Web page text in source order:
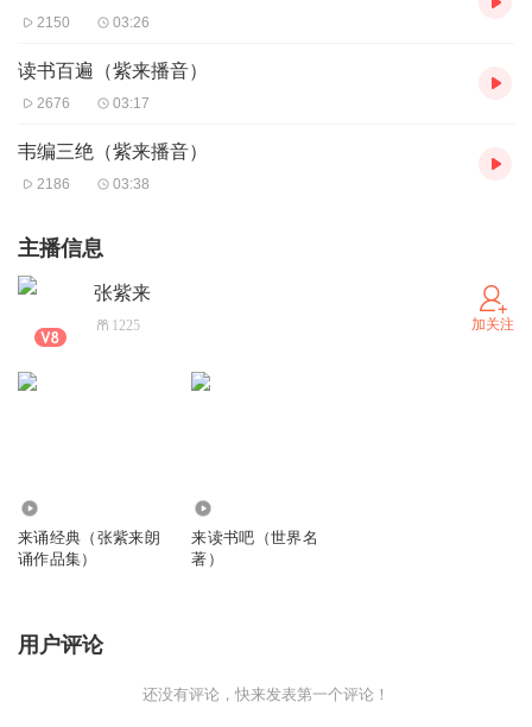
2150 03:26
读书百遍（紫来播音）
2676 03:17
韦编三绝（紫来播音）
2186 03:38
主播信息
张紫来
1225 加关注
来诵经典（张紫来朗
诵作品集）
来读书吧（世界名
著）
用户评论
还没有评论，快来发表第一个评论！